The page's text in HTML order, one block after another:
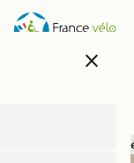
Aller
au
close